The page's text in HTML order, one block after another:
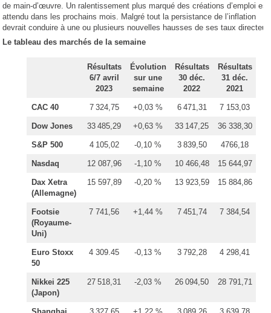
de main-d’œuvre. Un ralentissement plus marqué des créations d’emploi est
attendu dans les prochains mois. Malgré tout la persistance de l’inflation
devrait conduire à une ou plusieurs nouvelles hausses de ses taux
Le tableau des marchés de la semaine
Résultats
6/7 avril
2023
Évolution
sur une
semaine
Résultats
30 déc.
2022
Résultats
31 déc.
2021
CAC 40 7 324,75 +0,03 % 6 471,31 7 153,03
Dow Jones 33 485,29 +0,63 % 33 147,25 36 338,30
S&P 500 4 105,02 -0,10 % 3 839,50 4766,18
Nasdaq 12 087,96 -1,10 % 10 466,48 15 644,97
Dax Xetra
(Allemagne)
15 597,89 -0,20 % 13 923,59 15 884,86
Footsie
(Royaume-
Uni)
7 741,56 +1,44 % 7 451,74 7 384,54
Euro Stoxx
50
4 309.45 -0,13 % 3 792,28 4 298,41
Nikkei 225
(Japon)
27 518,31 -2,03 % 26 094,50 28 791,71